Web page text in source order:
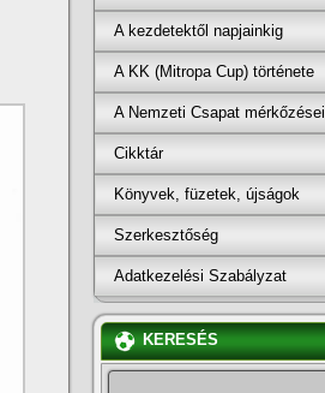
A kezdetektől napjainkig
A KK (Mitropa Cup) története
A Nemzeti Csapat mérkőzései
Cikktár
Könyvek, füzetek, újságok
Szerkesztőség
Adatkezelési Szabályzat
KERESÉS